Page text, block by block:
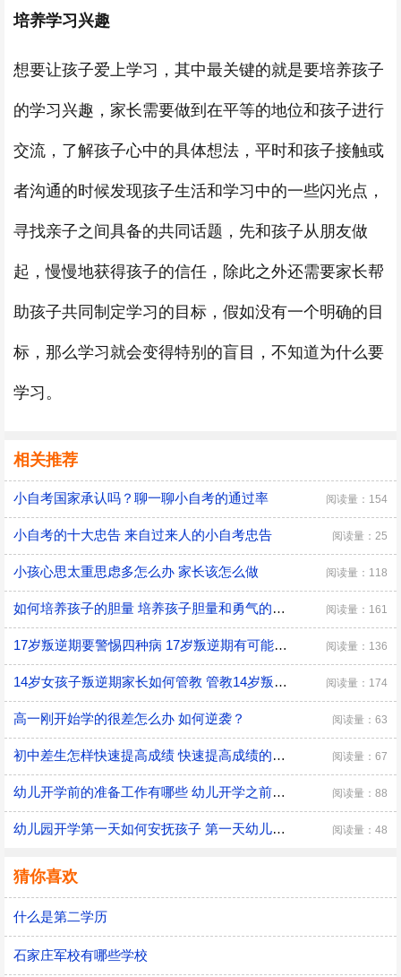
培养学习兴趣
想要让孩子爱上学习，其中最关键的就是要培养孩子
的学习兴趣，家长需要做到在平等的地位和孩子进行
交流，了解孩子心中的具体想法，平时和孩子接触或
者沟通的时候发现孩子生活和学习中的一些闪光点，
寻找亲子之间具备的共同话题，先和孩子从朋友做
起，慢慢地获得孩子的信任，除此之外还需要家长帮
助孩子共同制定学习的目标，假如没有一个明确的目
标，那么学习就会变得特别的盲目，不知道为什么要
学习。
相关推荐
小自考国家承认吗？聊一聊小自考的通过率 阅读量：154
小自考的十大忠告 来自过来人的小自考忠告 阅读量：25
小孩心思太重思虑多怎么办 家长该怎么做 阅读量：118
如何培养孩子的胆量 培养孩子胆量和勇气的方法 阅读量：161
17岁叛逆期要警惕四种病 17岁叛逆期有可能会得什么病 阅读量：136
14岁女孩子叛逆期家长如何管教 管教14岁叛逆期女孩子的方法 阅读量：174
高一刚开始学的很差怎么办 如何逆袭？ 阅读量：63
初中差生怎样快速提高成绩 快速提高成绩的方法介绍 阅读量：67
幼儿开学前的准备工作有哪些 幼儿开学之前具体的准备工作 阅读量：88
幼儿园开学第一天如何安抚孩子 第一天幼儿园开学安抚孩子的注意事项 阅读量：48
猜你喜欢
什么是第二学历
石家庄军校有哪些学校